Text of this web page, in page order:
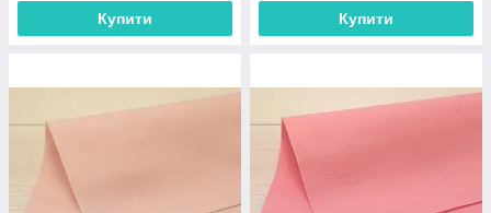
Купити Купити